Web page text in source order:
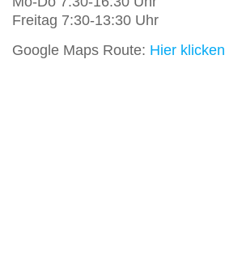
Freitag 7:30-13:30 Uhr
Google Maps Route: Hier klicken